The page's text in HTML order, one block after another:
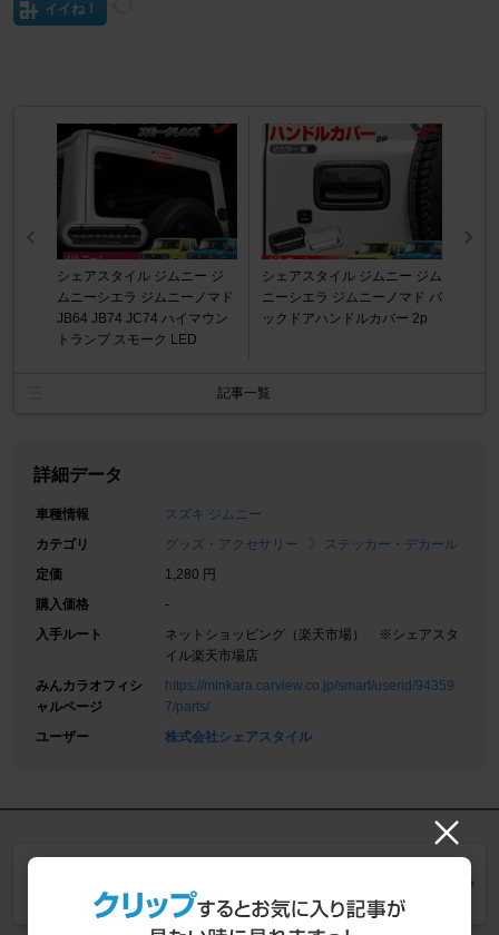
イイね！
シェアスタイル ジムニー ジ
ムニーシエラ ジムニーノマド
JB64 JB74 JC74 ハイマウン
トランプ スモーク LED
シェアスタイル ジムニー ジム
ニーシエラ ジムニーノマド バ
ックドアハンドルカバー 2p
記事一覧
詳細データ
車種情報
スズキ ジムニー
カテゴリ
グッズ・アクセサリー
ステッカー・デカール
定価
1,280 円
購入価格
-
入手ルート
ネットショッピング（楽天市場） ※シェアスタ
イル楽天市場店
みんカラオフィシ
ャルページ
https://minkara.carview.co.jp/smart/userid/94359
7/parts/
ユーザー
株式会社シェアスタイル
同じカテゴリー (